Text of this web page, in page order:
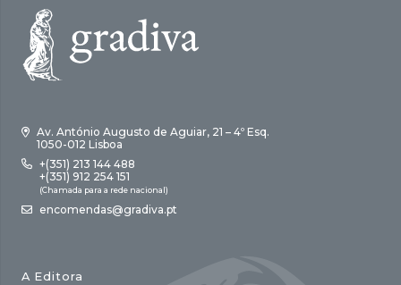
Av. António Augusto de Aguiar, 21 – 4º Esq.
1050-012 Lisboa
+(351) 213 144 488
+(351) 912 254 151
(Chamada para a rede nacional)
encomendas@gradiva.pt
A Editora